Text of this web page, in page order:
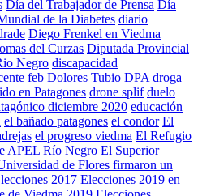
Día del Trabajador de Prensa Día
de la Diabetes diario
Diego Frenkel en Viedma
del Curzas Diputada Provincial
Negro discapacidad
feb Dolores Tubio DPA droga
en Patagones drone splif duelo
diciembre 2020 educación
el bañado patagones el condor El
el progreso viedma El Refugio
APEL Río Negro El Superior
de Flores firmaron un
2017 Elecciones 2019 en